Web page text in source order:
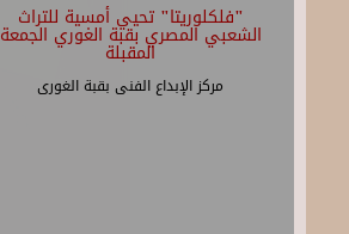
"فلكلوريتا" تحيي أمسية للتراث
الشعبي المصري بقبة الغوري الجمعة
المقبلة
مركز الإبداع الفنى بقبة الغورى